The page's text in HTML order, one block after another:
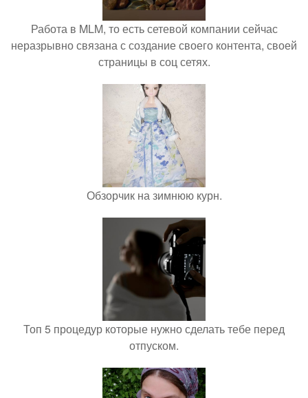
Работа в MLM, то есть сетевой компании сейчас
неразрывно связана с создание своего контента, своей
страницы в соц сетях.
Обзорчик на зимнюю курн.
Топ 5 процедур которые нужно сделать тебе перед
отпуском.